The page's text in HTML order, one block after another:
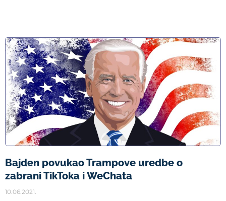
Bajden povukao Trampove uredbe o
zabrani TikToka i WeChata
10.06.2021.